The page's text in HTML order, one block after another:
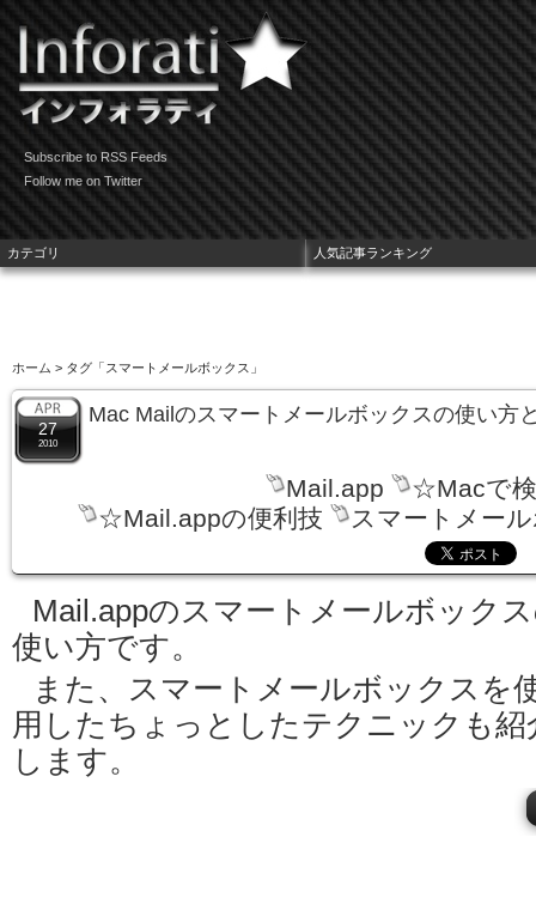
Subscribe to RSS Feeds
Follow me on Twitter
ホーム > タグ「スマートメールボックス」
27
2010
Mac Mailのスマートメールボックスの使い方
Mail.app
☆Macで
☆Mail.appの便利技
スマートメー
Mail.appのスマートメールボック
使い方です。
また、スマートメールボックスを
用したちょっとしたテクニックも紹
します。
カテゴリ 人気記事ランキング